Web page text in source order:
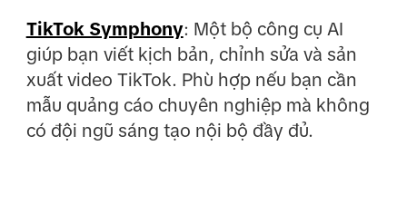
TikTok Symphony: Một bộ công cụ AI
giúp bạn viết kịch bản, chỉnh sửa và sản
xuất video TikTok. Phù hợp nếu bạn cần
mẫu quảng cáo chuyên nghiệp mà không
có đội ngũ sáng tạo nội bộ đầy đủ.